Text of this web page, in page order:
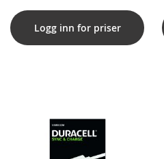
Logg inn for priser